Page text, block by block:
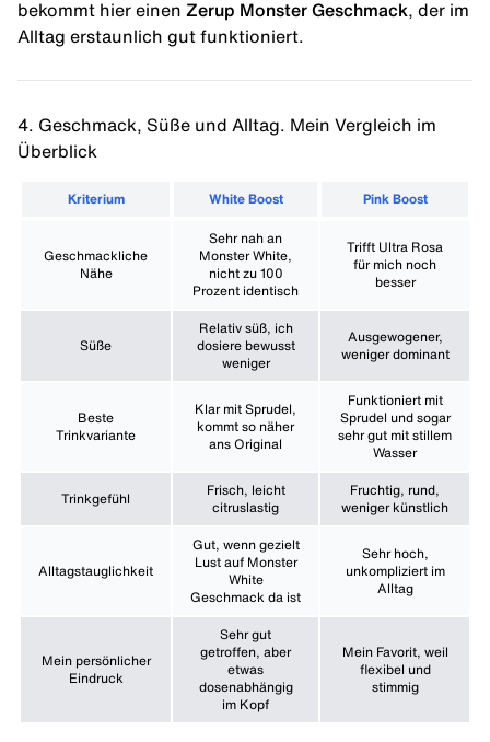
bekommt hier einen Zerup Monster Geschmack , der im
Alltag erstaunlich gut funktioniert.
4. Geschmack, Süße und Alltag. Mein Vergleich im
Überblick
Kriterium White Boost Pink Boost
Geschmackliche
Nähe
Sehr nah an
Monster White,
nicht zu 100
Prozent identisch
Trifft Ultra Rosa
für mich noch
besser
Süße
Relativ süß, ich
dosiere bewusst
weniger
Ausgewogener,
weniger dominant
Beste
Trinkvariante
Klar mit Sprudel,
kommt so näher
ans Original
Funktioniert mit
Sprudel und sogar
sehr gut mit stillem
Wasser
Trinkgefühl
Frisch, leicht
citruslastig
Fruchtig, rund,
weniger künstlich
Alltagstauglichkeit
Gut, wenn gezielt
Lust auf Monster
White
Geschmack da ist
Sehr hoch,
unkompliziert im
Alltag
Mein persönlicher
Eindruck
Sehr gut
getroffen, aber
etwas
dosenabhängig
im Kopf
Mein Favorit, weil
flexibel und
stimmig